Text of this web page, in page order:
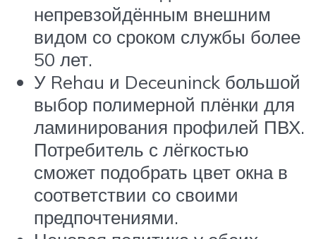
непревзойдённым внешним
видом со сроком службы более
50 лет.
У Rehau и Deceuninck большой
выбор полимерной плёнки для
ламинирования профилей ПВХ.
Потребитель с лёгкостью
сможет подобрать цвет окна в
соответствии со своими
предпочтениями.